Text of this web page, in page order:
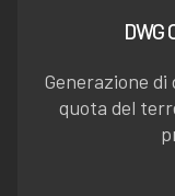
DWG
Generazione
quota del